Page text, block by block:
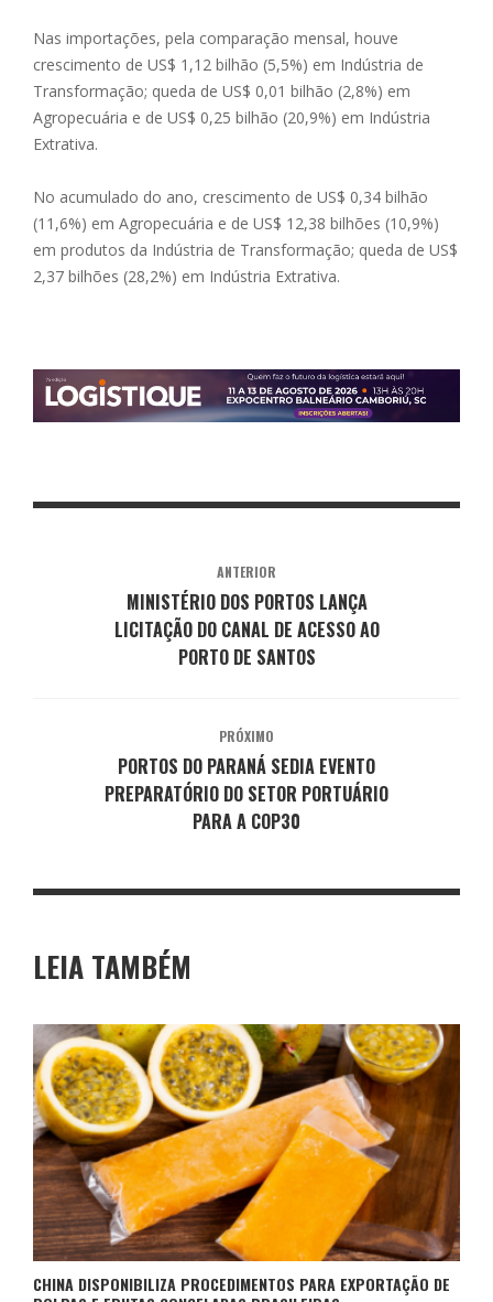
Nas importações, pela comparação mensal, houve
crescimento de US$ 1,12 bilhão (5,5%) em Indústria de
Transformação; queda de US$ 0,01 bilhão (2,8%) em
Agropecuária e de US$ 0,25 bilhão (20,9%) em Indústria
Extrativa.
No acumulado do ano, crescimento de US$ 0,34 bilhão
(11,6%) em Agropecuária e de US$ 12,38 bilhões (10,9%)
em produtos da Indústria de Transformação; queda de US$
2,37 bilhões (28,2%) em Indústria Extrativa.
ANTERIOR
MINISTÉRIO DOS PORTOS LANÇA
LICITAÇÃO DO CANAL DE ACESSO AO
PORTO DE SANTOS
PRÓXIMO
PORTOS DO PARANÁ SEDIA EVENTO
PREPARATÓRIO DO SETOR PORTUÁRIO
PARA A COP30
LEIA TAMBÉM
CHINA DISPONIBILIZA PROCEDIMENTOS PARA EXPORTAÇÃO DE